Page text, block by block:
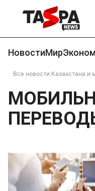
НовостиМир
Все новости Казахстана и